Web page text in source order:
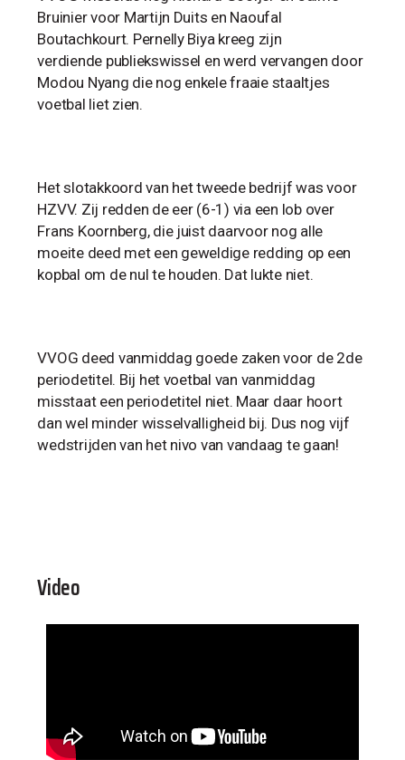
Bruinier voor Martijn Duits en Naoufal
Boutachkourt. Pernelly Biya kreeg zijn
verdiende publiekswissel en werd vervangen door
Modou Nyang die nog enkele fraaie staaltjes
voetbal liet zien.
Het slotakkoord van het tweede bedrijf was voor
HZVV. Zij redden de eer (6-1) via een lob over
Frans Koornberg, die juist daarvoor nog alle
moeite deed met een geweldige redding op een
kopbal om de nul te houden. Dat lukte niet.
VVOG deed vanmiddag goede zaken voor de 2de
periodetitel. Bij het voetbal van vanmiddag
misstaat een periodetitel niet. Maar daar hoort
dan wel minder wisselvalligheid bij. Dus nog vijf
wedstrijden van het nivo van vandaag te gaan!
Video